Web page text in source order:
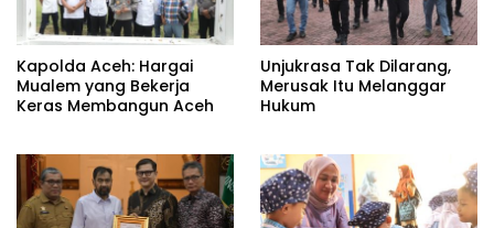
Kapolda Aceh: Hargai
Mualem yang Bekerja
Keras Membangun Aceh
Unjukrasa Tak Dilarang,
Merusak Itu Melanggar
Hukum